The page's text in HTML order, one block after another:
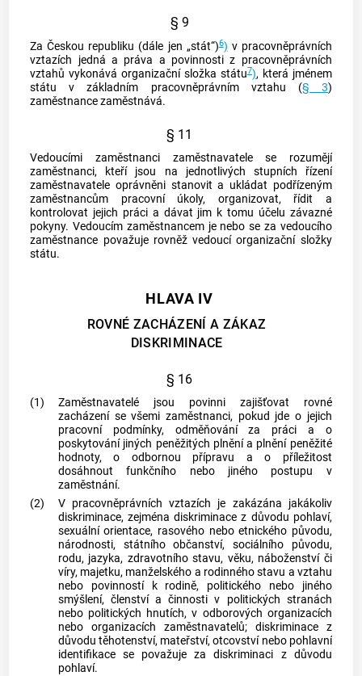
§ 9
Za Českou republiku (dále jen „stát“)6) v pracovněprávních
vztazích jedná a práva a povinnosti z pracovněprávních
vztahů vykonává organizační složka státu7), která jménem
státu vzákladním pracovněprávním vztahu (§ 3)
zaměstnance zaměstnává.
§ 11
Vedoucími zaměstnanci zaměstnavatelese rozumějí
zaměstnanci, kteří jsou na jednotlivých stupních řízení
zaměstnavatele oprávněni stanovit a ukládat podřízeným
zaměstnancům pracovní úkoly, organizovat, řídit a
kontrolovat jejich práci a dávat jim k tomu účelu závazné
pokyny. Vedoucím zaměstnancem je nebo se za vedoucího
zaměstnance považuje rovněž vedoucí organizační složky
státu.
HLAVA IV
ROVNÉ ZACHÁZENÍ A ZÁKAZ
DISKRIMINACE
§ 16
(1)
Zaměstnavatelé jsou povinni zajišťovat rovné
zacházení se všemi zaměstnanci, pokud jde o jejich
pracovní podmínky, odměňování za práci a o
poskytování jiných peněžitých plnění a plnění peněžité
hodnoty, o odbornou přípravu a o příležitost
dosáhnout funkčního nebo jiného postupu v
zaměstnání.
(2)
V pracovněprávních vztazích je zakázána jakákoliv
diskriminace, zejména diskriminace z důvodu pohlaví,
sexuální orientace, rasového nebo etnického původu,
národnosti, státního občanství, sociálního původu,
rodu, jazyka, zdravotního stavu, věku, náboženství či
víry, majetku, manželského a rodinného stavu a vztahu
nebo povinností k rodině, politického nebo jiného
smýšlení, členství a činnosti v politických stranách
nebo politických hnutích, v odborových organizacích
nebo organizacích zaměstnavatelů; diskriminace z
důvodu těhotenství, mateřství, otcovství nebo pohlavní
identifikace se považuje za diskriminaci z důvodu
pohlaví.